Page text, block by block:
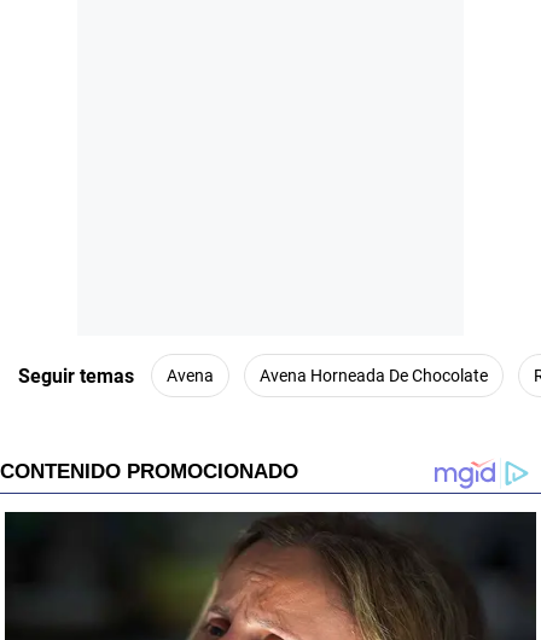
Seguir temas Avena Avena Horneada De Chocolate